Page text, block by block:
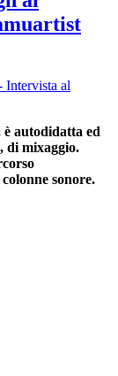
è autodidatta ed
di mixaggio.
sonore.